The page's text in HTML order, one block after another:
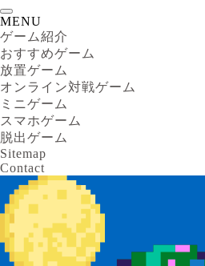
MENU
ゲーム紹介
おすすめゲーム
放置ゲーム
オンライン対戦ゲーム
ミニゲーム
スマホゲーム
脱出ゲーム
Sitemap
Contact